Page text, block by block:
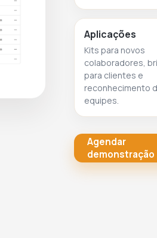
Aplicações
Kits para novos
colaboradores,
para clientes e
reconhecimento
equipes.
Agendar
demonstração